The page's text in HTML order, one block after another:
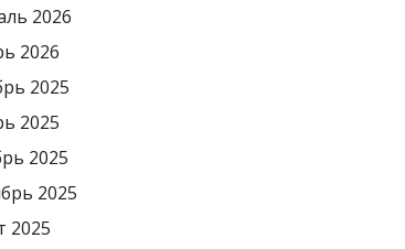
2026
2026
2025
2025
2025
2025
2025